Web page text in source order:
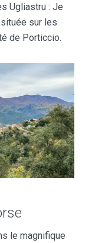
Ugliastru : Je
sur les
de Porticcio.
le magnifique